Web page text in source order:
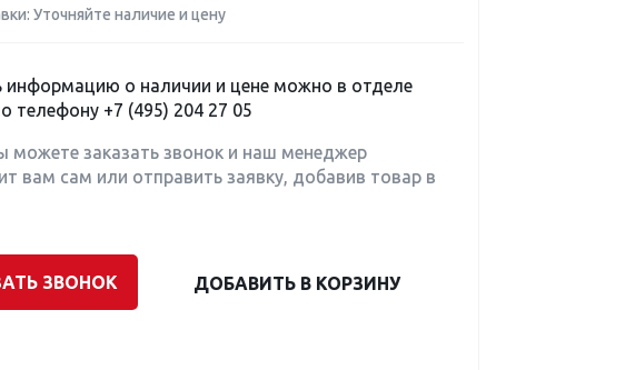
Уточняйте наличие и цену
информацию о наличии и цене можно в отделе
телефону +7 (495) 204 27 05
можете заказать звонок и наш менеджер
вам сам или отправить заявку, добавив товар в
ЗВОНОК ДОБАВИТЬ В КОРЗИНУ